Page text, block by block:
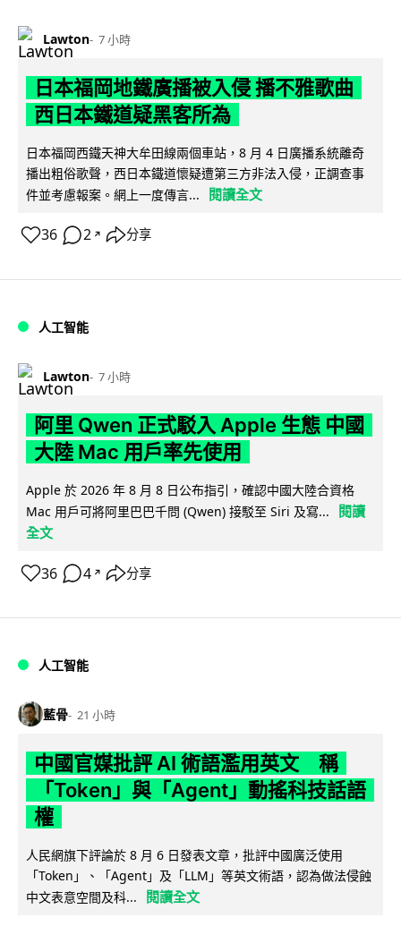
Lawton 7 小時
日本福岡地鐵廣播被入侵 播不雅歌曲
西日本鐵道疑黑客所為
日本福岡西鐵天神大牟田線兩個車站，8 月 4 日廣播系統離奇
播出粗俗歌聲，西日本鐵道懷疑遭第三方非法入侵，正調查事
件並考慮報案。網上一度傳言...
閱讀全文
36 2 ↗ 分享
人工智能
Lawton 7 小時
阿里 Qwen 正式駁入 Apple 生態 中國
大陸 Mac 用戶率先使用
Apple 於 2026 年 8 月 8 日公布指引，確認中國大陸合資格
Mac 用戶可將阿里巴巴千問 (Qwen) 接駁至 Siri 及寫...
閱讀
全文
36 4 ↗ 分享
人工智能
藍骨 21 小時
中國官媒批評 AI 術語濫用英文 稱
「Token」與「Agent」動搖科技話語
權
人民網旗下評論於 8 月 6 日發表文章，批評中國廣泛使用
「Token」、「Agent」及「LLM」等英文術語，認為做法侵蝕
中文表意空間及科...
閱讀全文